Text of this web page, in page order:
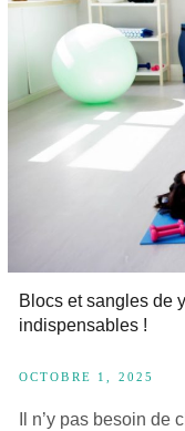
Blocs et sangles de
indispensables !
OCTOBRE 1, 2025
Il n’y pas besoin